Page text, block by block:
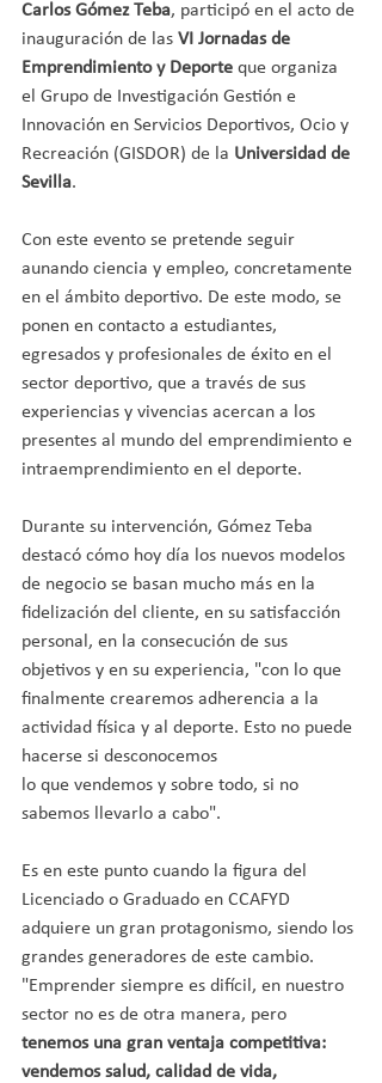
Carlos Gómez Teba, participó en el acto de
inauguración de las VI Jornadas de
Emprendimiento y Deporte que organiza
el Grupo de Investigación Gestión e
Innovación en Servicios Deportivos, Ocio y
Recreación (GISDOR) de la Universidad de
Sevilla.
Con este evento se pretende seguir
aunando ciencia y empleo, concretamente
en el ámbito deportivo. De este modo, se
ponen en contacto a estudiantes,
egresados y profesionales de éxito en el
sector deportivo, que a través de sus
experiencias y vivencias acercan a los
presentes al mundo del emprendimiento e
intraemprendimiento en el deporte.
Durante su intervención, Gómez Teba
destacó cómo hoy día los nuevos modelos
de negocio se basan mucho más en la
fidelización del cliente, en su satisfacción
personal, en la consecución de sus
objetivos y en su experiencia, "con lo que
finalmente crearemos adherencia a la
actividad física y al deporte. Esto no puede
hacerse si desconocemos
lo que vendemos y sobre todo, si no
sabemos llevarlo a cabo".
Es en este punto cuando la figura del
Licenciado o Graduado en CCAFYD
adquiere un gran protagonismo, siendo los
grandes generadores de este cambio.
"Emprender siempre es difícil, en nuestro
sector no es de otra manera, pero
tenemos una gran ventaja competitiva:
vendemos salud, calidad de vida,